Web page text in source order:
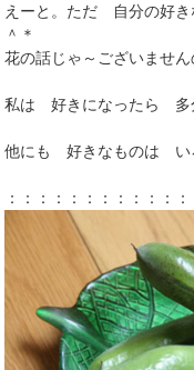
えーと。ただ 自分の好
＾＊
花の話じゃ～ございませ
私は 好きになったら 多
他にも 好きなものは い
：：：：：：：：：：：